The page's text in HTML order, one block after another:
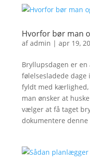
Hvorfor bør man
afadmin | apr 19,
Bryllupsdagen er
følelsesladede
fyldt med kærlighed,
man ønsker at
vælger at få taget
dokumentere denne